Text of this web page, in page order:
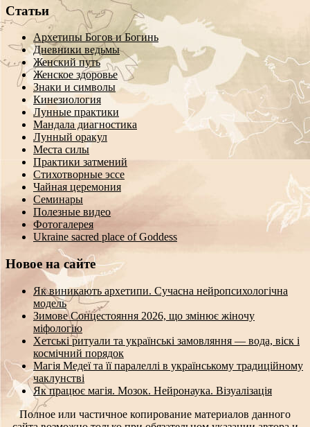
Статьи
Архетипы Богов и Богинь
Дневники ведьмы
Женский путь
Женское здоровье
Знаки и символы
Кинезиология
Лунные практики
Мандала диагностика
Лунный оракул
Места силы
Практики затмений
Стихотворные эссе
Чайная церемония
Семинары
Полезные видео
Фотогалерея
Ukraine sacred place of Goddess
Новое на сайте
Як виникають архетипи. Сучасна нейропсихологічна
модель
Зимове Сонцестояння 2026, що змінює жіночу
міфологію
Хетські ритуали та українські замовляння — вода, віск і
космічний порядок
Магія Медеї та її паралеллі в українському традиційному
чаклунстві
Як працює магія. Мозок. Нейронаука. Візуалізація
Полное или частичное копирование материалов данного